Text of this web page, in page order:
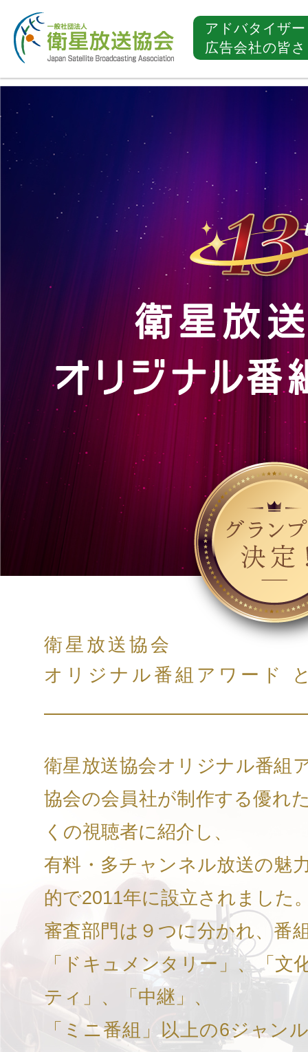
アドバタイザ
広告会社の皆
衛星放送協会
オリジナル番組アワード
衛星放送協会オリジナル番組
協会の会員社が制作する優れ
くの視聴者に紹介し、
有料・多チャンネル放送の魅
的で2011年に設立されました
審査部門は９つに分かれ、番
「ドキュメンタリー」、「文
ティ」、「中継」、
「ミニ番組」以上の6ジャン